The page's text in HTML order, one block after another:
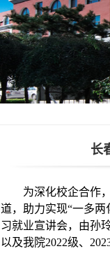
俄语专业实
朝鲜语专业实
商务英语专业
训
第二课堂 英语专业
日语专业
俄语专
商务英语
教师获奖
课题研究
长
为深化校企合作
道，助力实现“一多两
习就业宣讲会， 由孙
以及我院2022级、 20